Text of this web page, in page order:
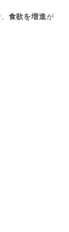
食欲を増進が